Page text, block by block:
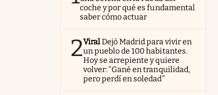
coche y por qué es fundamental
saber cómo actuar
2ViralDejó Madrid para vivir en
un pueblo de 100 habitantes.
Hoy se arrepiente y quiere
volver: “Gané en tranquilidad,
pero perdí en soledad”